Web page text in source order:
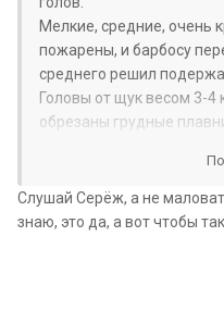
Мелкие, средние, очень
пожарены, и барбосу
среднего решил
Головы от щук весом 3-
обрезаны грудные
середине, ещё два
центра нёба у жаберных
максимально плоской.
Слушай Серёж, а не
знаю, это да, а вот чтобы